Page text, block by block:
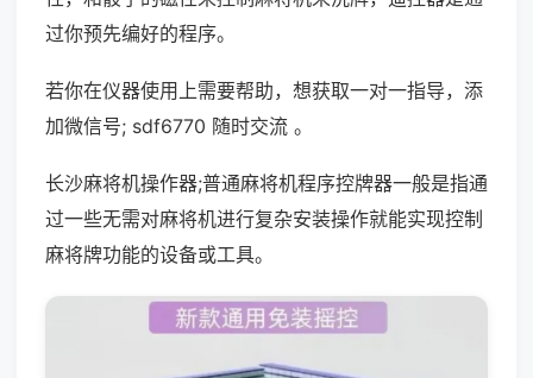
过你预先编好的程序。
若你在仪器使用上需要帮助，想获取一对一指导，添
加微信号; sdf6770 随时交流 。
长沙麻将机操作器;普通麻将机程序控牌器一般是指通
过一些无需对麻将机进行复杂安装操作就能实现控制
麻将牌功能的设备或工具。